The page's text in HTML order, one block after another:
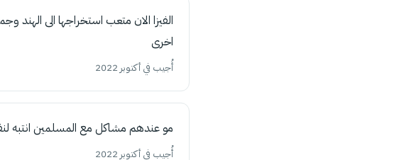
الفيزا الان متعب استخراجها الى الهند
اخرى
أُجيب في أكتوبر 2022
مو عندهم مشاكل مع المسلمين انتبه
أُجيب في أكتوبر 2022